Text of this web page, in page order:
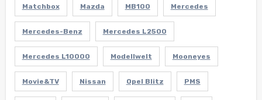
Matchbox Mazda MB100 Mercedes
Mercedes-Benz Mercedes L2500
Mercedes L10000 Modellwelt Mooneyes
Movie&TV Nissan Opel Blitz PMS